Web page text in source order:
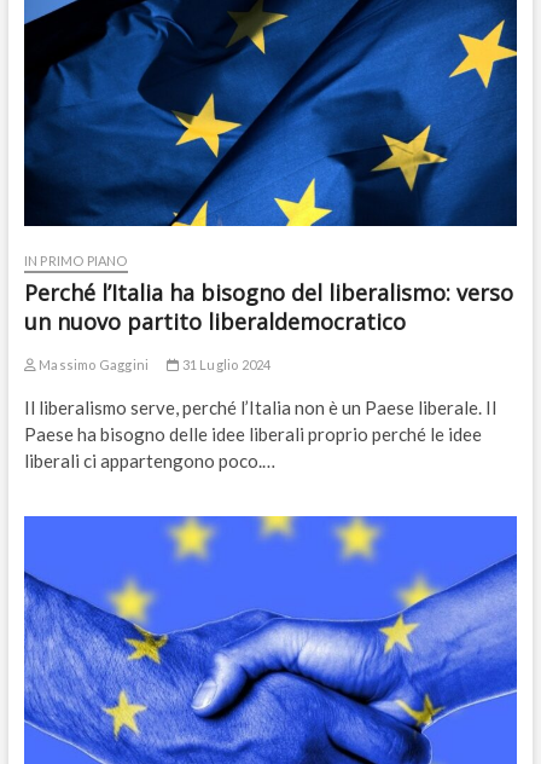
IN PRIMO PIANO
Perché l’Italia ha bisogno del liberalismo: verso
un nuovo partito liberaldemocratico
Massimo Gaggini 31 Luglio 2024
Il liberalismo serve, perché l’Italia non è un Paese liberale. Il
Paese ha bisogno delle idee liberali proprio perché le idee
liberali ci appartengono poco.…